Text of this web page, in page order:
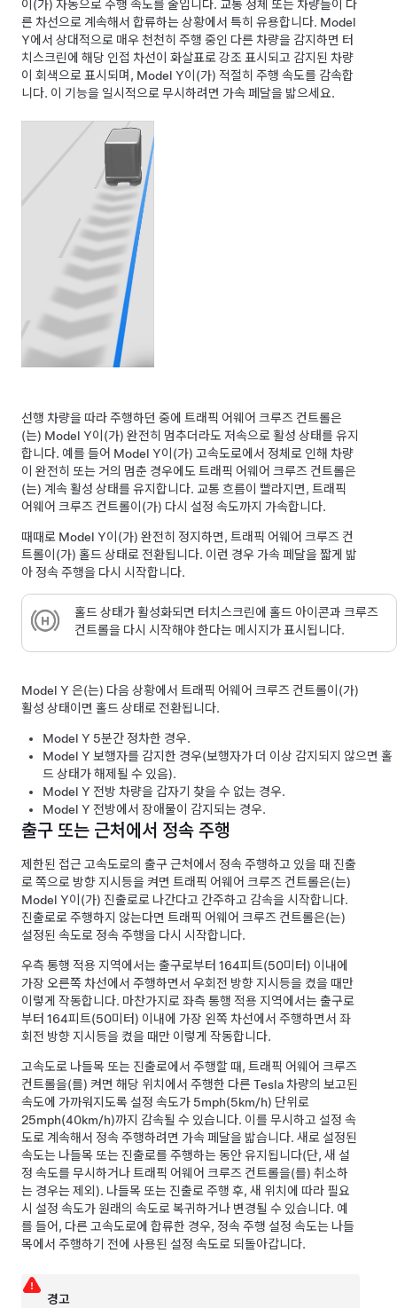
이(가) 자동으로 주행 속도를 줄입니다. 교통 정체 또는 차량들이 다
른 차선으로 계속해서 합류하는 상황에서 특히 유용합니다. Model
Y에서 상대적으로 매우 천천히 주행 중인 다른 차량을 감지하면 터
치스크린에 해당 인접 차선이 화살표로 강조 표시되고 감지된 차량
이 회색으로 표시되며, Model Y이(가) 적절히 주행 속도를 감속합
니다. 이 기능을 일시적으로 무시하려면 가속 페달을 밟으세요.
선행 차량을 따라 주행하던 중에 트래픽 어웨어 크루즈 컨트롤은
(는) Model Y이(가) 완전히 멈추더라도 저속으로 활성 상태를 유지
합니다. 예를 들어 Model Y이(가) 고속도로에서 정체로 인해 차량
이 완전히 또는 거의 멈춘 경우에도트래픽 어웨어 크루즈 컨트롤은
(는) 계속 활성 상태를 유지합니다. 교통 흐름이 빨라지면, 트래픽
어웨어 크루즈 컨트롤이(가) 다시 설정 속도까지 가속합니다.
때때로 Model Y이(가) 완전히 정지하면, 트래픽 어웨어 크루즈 컨
트롤이(가) 홀드 상태로 전환됩니다. 이런 경우 가속 페달을 짧게 밟
아 정속 주행을 다시 시작합니다.
홀드 상태가 활성화되면 터치스크린에 홀드 아이콘과 크루즈
컨트롤을 다시 시작해야 한다는 메시지가 표시됩니다.
Model Y 은(는) 다음 상황에서 트래픽 어웨어 크루즈 컨트롤이(가)
활성 상태이면 홀드 상태로 전환됩니다.
Model Y 5분간 정차한 경우.
Model Y 보행자를 감지한 경우(보행자가 더 이상 감지되지 않으면 홀
드 상태가 해제될 수 있음).
Model Y 전방 차량을 갑자기 찾을 수 없는 경우.
Model Y 전방에서 장애물이 감지되는 경우.
출구 또는 근처에서 정속 주행
제한된 접근 고속도로의 출구 근처에서 정속 주행하고 있을 때 진출
로 쪽으로 방향 지시등을 켜면 트래픽 어웨어 크루즈 컨트롤은(는)
Model Y이(가) 진출로로 나간다고 간주하고 감속을 시작합니다.
진출로로 주행하지 않는다면 트래픽 어웨어 크루즈 컨트롤은(는)
설정된 속도로 정속 주행을 다시 시작합니다.
우측 통행 적용 지역에서는 출구로부터 164피트(50미터) 이내에
가장 오른쪽 차선에서 주행하면서 우회전 방향 지시등을 켰을 때만
이렇게 작동합니다. 마찬가지로 좌측 통행 적용 지역에서는 출구로
부터 164피트(50미터) 이내에 가장 왼쪽 차선에서 주행하면서 좌
회전 방향 지시등을 켰을 때만 이렇게 작동합니다.
고속도로 나들목 또는 진출로에서 주행할 때, 트래픽 어웨어 크루즈
컨트롤을(를) 켜면 해당 위치에서 주행한 다른 Tesla 차량의 보고된
속도에 가까워지도록 설정 속도가 5mph(5km/h) 단위로
25mph(40km/h)까지 감속될 수 있습니다. 이를 무시하고 설정 속
도로 계속해서 정속 주행하려면 가속 페달을 밟습니다. 새로 설정된
속도는 나들목 또는 진출로를 주행하는 동안 유지됩니다(단, 새 설
정 속도를 무시하거나트래픽 어웨어 크루즈 컨트롤을(를) 취소하
는 경우는 제외). 나들목 또는 진출로 주행 후, 새 위치에 따라 필요
시 설정 속도가 원래의 속도로 복귀하거나 변경될 수 있습니다. 예
를 들어, 다른 고속도로에 합류한 경우, 정속 주행 설정 속도는 나들
목에서 주행하기 전에 사용된 설정 속도로 되돌아갑니다.
경고